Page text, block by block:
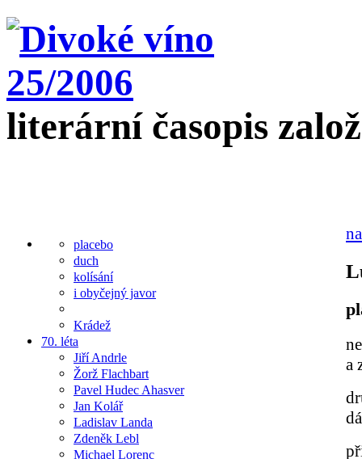
literární časopis
placebo
duch
kolísání
i obyčejný javor
Krádež
70. léta
Jiří Andrle
Žorž Flachbart
Pavel Hudec Ahasver
Jan Kolář
Ladislav Landa
Zdeněk Lebl
Michael Lorenc
a